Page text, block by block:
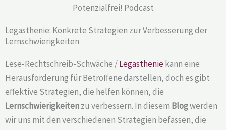
Legasthenie: Konkrete Strategien zur Verbesserung der
Lernschwierigkeiten
Lese-Rechtschreib-Schwäche /Legastheniekann eine
Herausforderung für Betroffene darstellen, doch es gibt
effektive Strategien, die helfen können, die
Lernschwierigkeitenzu verbessern. In diesem Blogwerden
wir uns mit den verschiedenen Strategien befassen, die